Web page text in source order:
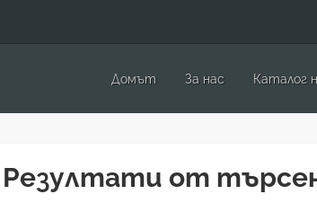
Домът За нас Каталог
Резултати от